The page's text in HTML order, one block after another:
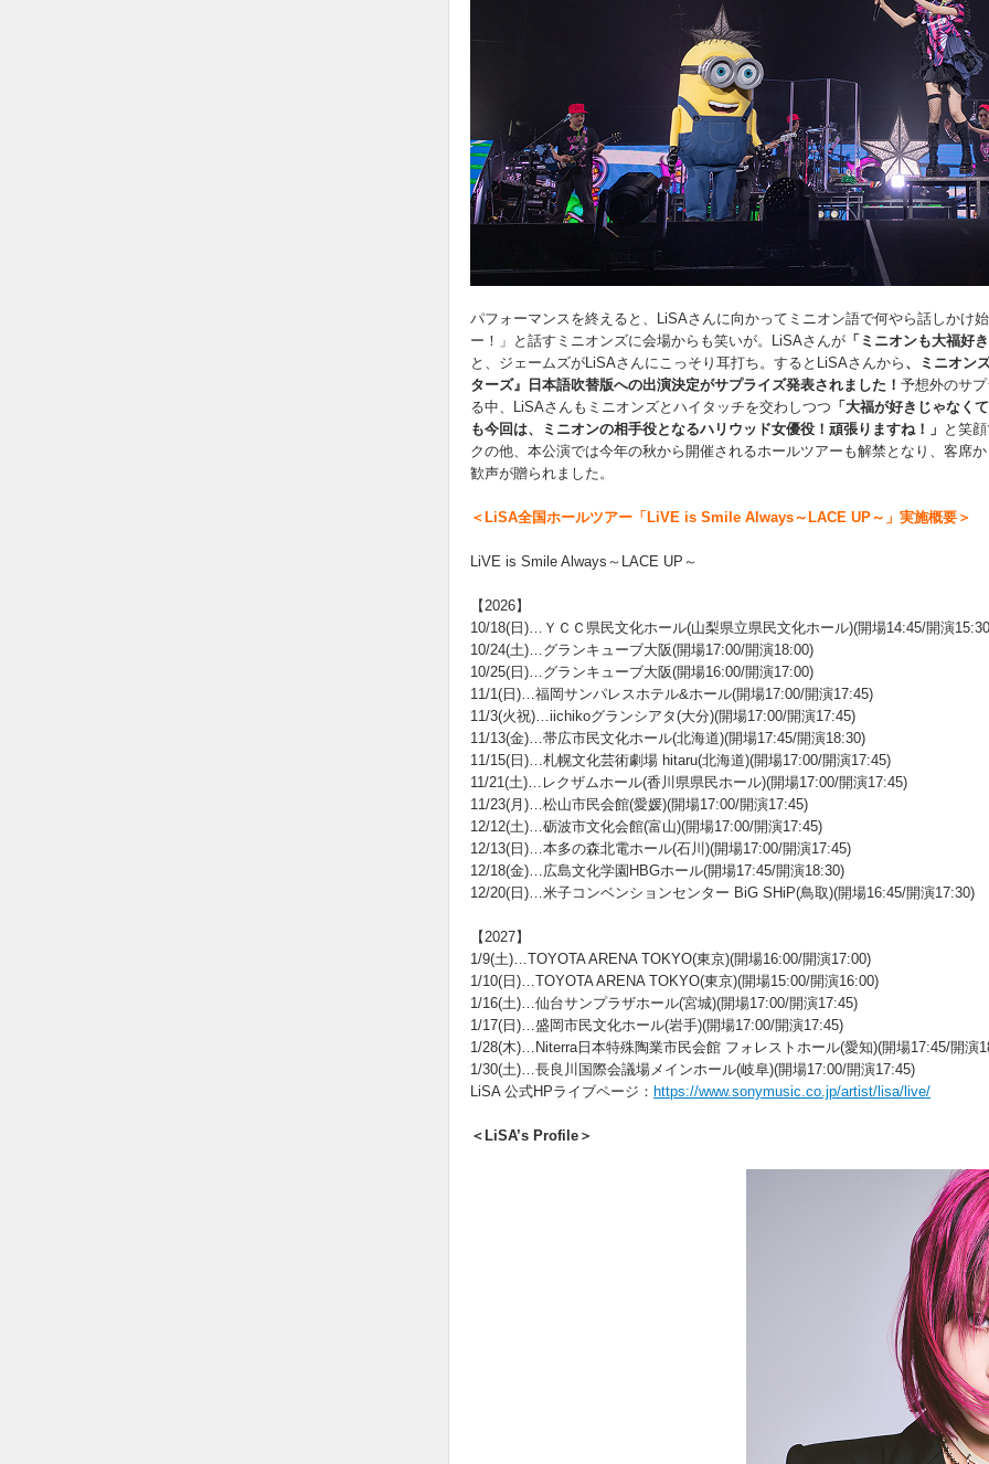
パフォーマンスを終えると、LiSAさんに向かってミニオン語で何やら話しかけ
ー！」と話すミニオンズに会場からも笑いが。LiSAさんが 「ミニオンも大福好
と、ジェームズがLiSAさんにこっそり耳打ち。するとLiSAさんから 、ミニオン
ターズ』日本語吹替版への出演決定がサプライズ発表されました！ 予想外のサ
る中、LiSAさんもミニオンズとハイタッチを交わしつつ 「大福が好きじゃなく
も今回は、ミニオンの相手役となるハリウッド女優役！頑張りますね！」 と笑
クの他、本公演では今年の秋から開催されるホールツアーも解禁となり、客席
歓声が贈られました。
＜LiSA全国ホールツアー「LiVE is Smile Always～LACE UP～」実施概要＞
LiVE is Smile Always～LACE UP～
【2026】
10/18(日)…ＹＣＣ県民文化ホール(山梨県立県民文化ホール)(開場14:45/開演
10/24(土)…グランキューブ大阪(開場17:00/開演18:00)
10/25(日)…グランキューブ大阪(開場16:00/開演17:00)
11/1(日)…福岡サンパレスホテル&ホール(開場17:00/開演17:45)
11/3(火祝)…iichikoグランシアタ(大分)(開場17:00/開演17:45)
11/13(金)…帯広市民文化ホール(北海道)(開場17:45/開演18:30)
11/15(日)…札幌文化芸術劇場 hitaru(北海道)(開場17:00/開演17:45)
11/21(土)…レクザムホール(香川県県民ホール)(開場17:00/開演17:45)
11/23(月)…松山市民会館(愛媛)(開場17:00/開演17:45)
12/12(土)…砺波市文化会館(富山)(開場17:00/開演17:45)
12/13(日)…本多の森北電ホール(石川)(開場17:00/開演17:45)
12/18(金)…広島文化学園HBGホール(開場17:45/開演18:30)
12/20(日)…米子コンベンションセンター BiG SHiP(鳥取)(開場16:45/開演17:30)
【2027】
1/9(土)…TOYOTA ARENA TOKYO(東京)(開場16:00/開演17:00)
1/10(日)…TOYOTA ARENA TOKYO(東京)(開場15:00/開演16:00)
1/16(土)…仙台サンプラザホール(宮城)(開場17:00/開演17:45)
1/17(日)…盛岡市民文化ホール(岩手)(開場17:00/開演17:45)
1/28(木)…Niterra日本特殊陶業市民会館 フォレストホール(愛知)(開場17:45/開演
1/30(土)…長良川国際会議場メインホール(岐阜)(開場17:00/開演17:45)
LiSA 公式HPライブページ： https://www.sonymusic.co.jp/artist/lisa/live/
＜LiSA’s Profile＞